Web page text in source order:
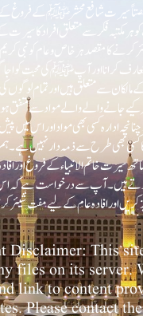
سیرت شافع محشر ﷺ کے فروغ کے
ہر مکتبہ فکر سے متعلق افراد کا سیرت
کرنے کا مقصد ہر خاص و عام کو نبی
کرانا اور آپﷺ کی محبت کو
سے متعلق ہیں اور تمام لوگوں
جانے والے والے مواد سے متفق
ادارہ کسی بھی مواد اور اس میں
کسی بھی طرح سے ذمہ دار نہیں ہے۔
سیرت خاتم الانبیاء کے فروغ اور
ہیں۔ آپ سے درخواست ہے کہ
Disclaimer: This
files on its server.
link to content
Please contact